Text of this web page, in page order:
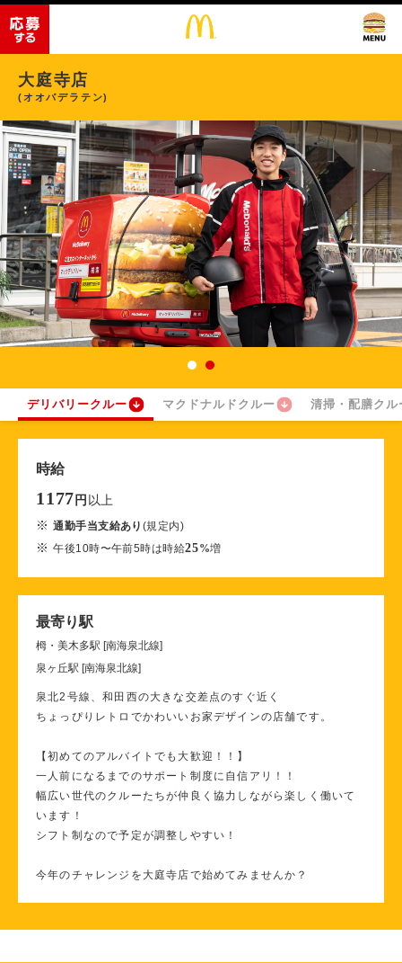
大庭寺店
(オオバデラテン)
デリバリークルー マクドナルドクルー 清掃・配膳クル
時給
1177 円 以上
※通勤手当支給あり (規定内)
※午後10時〜午前5時は時給25%増
最寄り駅
栂・美木多駅 [南海泉北線]
泉ヶ丘駅 [南海泉北線]
泉北2号線、和田西の大きな交差点のすぐ近く
ちょっぴりレトロでかわいいお家デザインの店舗です。
【初めてのアルバイトでも大歓迎！！】
一人前になるまでのサポート制度に自信アリ！！
幅広い世代のクルーたちが仲良く協力しながら楽しく働いて
います！
シフト制なので予定が調整しやすい！
今年のチャレンジを大庭寺店で始めてみませんか？